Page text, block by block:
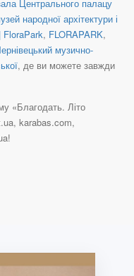
Центрального палацу
народної архітектури і
FloraPark, FLORAPARK,
музично-
, де ви можете завжди
«Благодать. Літо
karabas.com,